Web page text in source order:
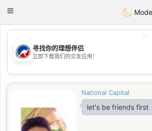
AustraliaChat
Toggle
Mode
💖
寻找你的理想伴侣
立即下载我们的交友应用！
National Capital
let's be friends first